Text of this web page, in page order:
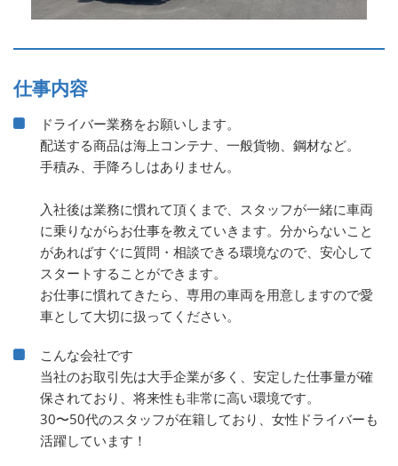
仕事内容
ドライバー業務をお願いします。
配送する商品は海上コンテナ、一般貨物、鋼材など。
手積み、手降ろしはありません。
入社後は業務に慣れて頂くまで、スタッフが一緒に車両
に乗りながらお仕事を教えていきます。分からないこと
があればすぐに質問・相談できる環境なので、安心して
スタートすることができます。
お仕事に慣れてきたら、専用の車両を用意しますので愛
車として大切に扱ってください。
こんな会社です
当社のお取引先は大手企業が多く、安定した仕事量が確
保されており、将来性も非常に高い環境です。
30〜50代のスタッフが在籍しており、女性ドライバーも
活躍しています！